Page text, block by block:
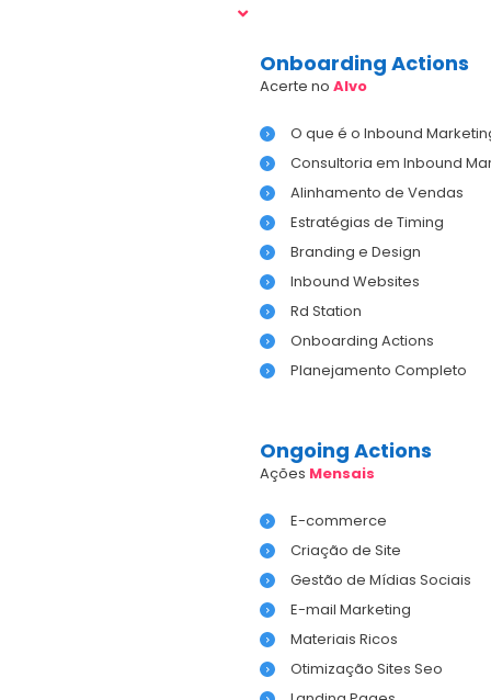
Onboarding Actions
Acerte noAlvo
O que é o Inbound
Consultoria em Inbound
Alinhamento de Vendas
Estratégias de Timing
Branding e Design
Inbound Websites
Rd Station
Onboarding Actions
Planejamento Completo
Ongoing Actions
Ações Mensais
E-commerce
Criação de Site
Gestão de Mídias Sociais
E-mail Marketing
Materiais Ricos
Otimização Sites Seo